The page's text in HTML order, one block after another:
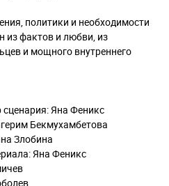
политики и необходимости
из фактов и любви, из
и мощного внутреннего
сценария: Яна Феникс
Бекмухамбетова
Злобина
Яна Феникс